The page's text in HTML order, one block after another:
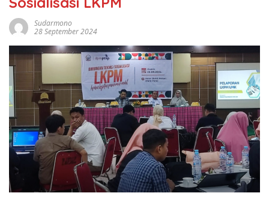
Sudarmono
28 September 2024